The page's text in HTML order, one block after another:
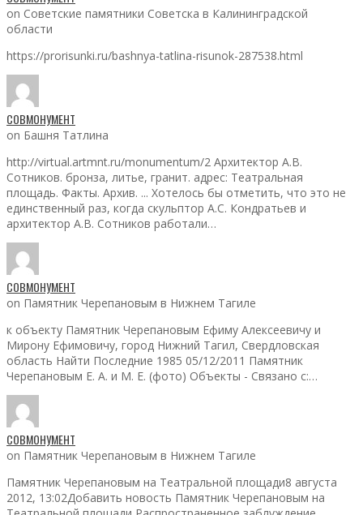
on Советские памятники Советска в Калининградской
области
https://prorisunki.ru/bashnya-tatlina-risunok-287538.html
СОВМОНУМЕНТ
on Башня Татлина
http://virtual.artmnt.ru/monumentum/2 Архитектор А.В.
Сотников. бронза, литье, гранит. адрес: Театральная
площадь. Факты. Архив. ... Хотелось бы отметить, что это не
единственный раз, когда скульптор А.С. Кондратьев и
архитектор А.В. Сотников работали…
СОВМОНУМЕНТ
on Памятник Черепановым в Нижнем Тагиле
к объекту Памятник Черепановым Ефиму Алексеевичу и
Мирону Ефимовичу, город Нижний Тагил, Свердловская
область Найти Последние 1985 05/12/2011 Памятник
Черепановым Е. А. и М. Е. (фото) Объекты - Связано с:…
СОВМОНУМЕНТ
on Памятник Черепановым в Нижнем Тагиле
Памятник Черепановым на Театральной площади8 августа
2012, 13:02Добавить новость Памятник Черепановым на